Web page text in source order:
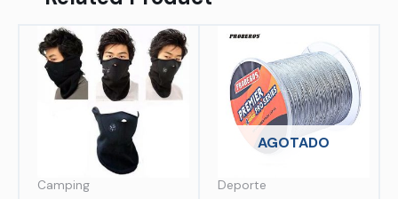
Camping
AGOTADO
Deporte